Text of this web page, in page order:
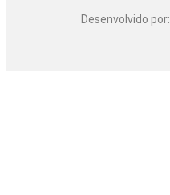
Desenvolvido por: